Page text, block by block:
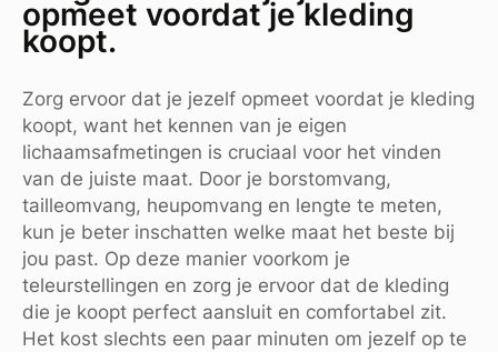
opmeet voordat je kleding
koopt.
Zorg ervoor dat je jezelf opmeet voordat je kleding
koopt, want het kennen van je eigen
lichaamsafmetingen is cruciaal voor het vinden
van de juiste maat. Door je borstomvang,
tailleomvang, heupomvang en lengte te meten,
kun je beter inschatten welke maat het beste bij
jou past. Op deze manier voorkom je
teleurstellingen en zorg je ervoor dat de kleding
die je koopt perfect aansluit en comfortabel zit.
Het kost slechts een paar minuten om jezelf op te